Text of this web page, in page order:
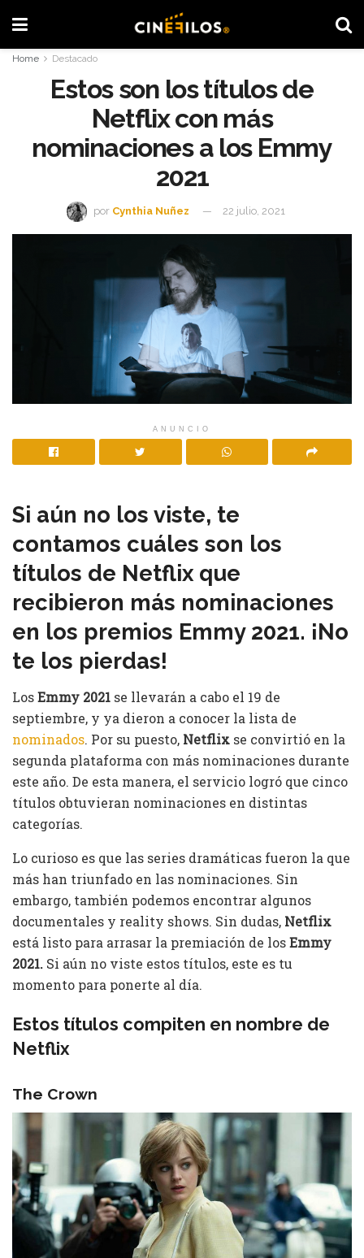
Home Destacado
Estos son los títulos de
Netflix con más
nominaciones a los Emmy
2021
por Cynthia Nuñez 22 julio, 2021
ANUNCIO
Si aún no los viste, te
contamos cuáles son los
títulos de Netflix que
recibieron más nominaciones
en los premios Emmy 2021. ¡No
te los pierdas!
LosEmmy 2021 se llevarán a cabo el 19 de
septiembre, y ya dieron a conocer la lista de
nominados. Por su puesto, Netflix se convirtió en la
segunda plataforma con más nominaciones durante
este año. De esta manera, el servicio logró que cinco
títulos obtuvieran nominaciones en distintas
categorías.
Lo curioso es que las series dramáticas fueron la que
más han triunfado en las nominaciones. Sin
embargo, también podemos encontrar algunos
documentales y reality shows. Sin dudas, Netflix
está listo para arrasar la premiación de losEmmy
2021. Si aún no viste estos títulos, este es tu
momento para ponerte al día.
Estos títulos compiten en nombre de
Netflix
The Crown